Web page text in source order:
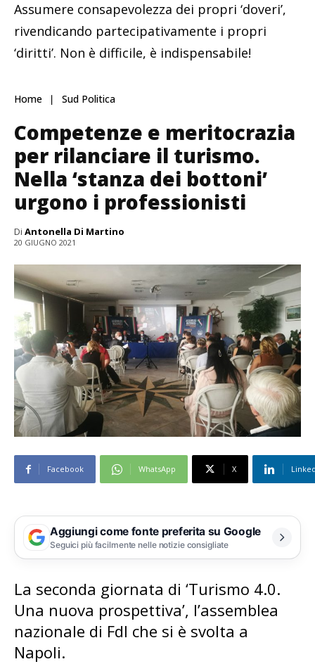
Assumere consapevolezza dei propri ‘doveri’,
rivendicando partecipativamente i propri
‘diritti’. Non è difficile, è indispensabile!
Home Sud Politica
Competenze e meritocrazia
per rilanciare il turismo.
Nella ‘stanza dei bottoni’
urgono i professionisti
Di Antonella Di Martino
20 GIUGNO 2021
Facebook WhatsApp X
Aggiungi come fonte preferita su Google
Seguici più facilmente nelle notizie consigliate
La seconda giornata di ‘Turismo 4.0.
Una nuova prospettiva’, l’assemblea
nazionale di FdI che si è svolta a
Napoli.